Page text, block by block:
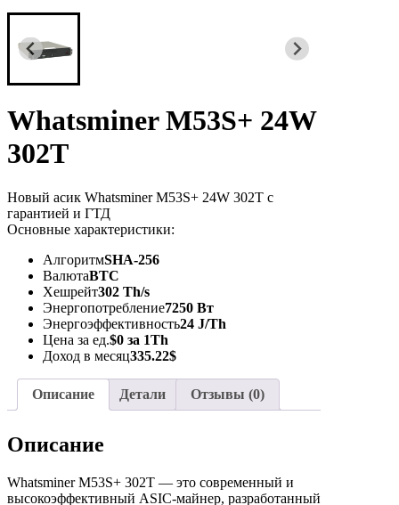
Whatsminer M53S+ 24W
302T
Новый асик Whatsminer M53S+ 24W 302T с
гарантией и ГТД
Основные характеристики:
АлгоритмSHA-256
ВалютаBTC
Хешрейт302 Th/s
Энергопотребление7250 Вт
Энергоэффективность24 J/Th
Цена за ед.$0 за 1Th
Доход в месяц335.22$
Описание Детали Отзывы (0)
Описание
Whatsminer M53S+ 302T — это современный и
высокоэффективный ASIC-майнер, разработанный